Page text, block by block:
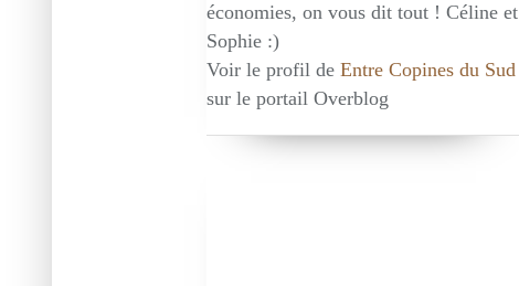
économies, on vous dit tout ! Céline et
Sophie :)
Voir le profil de Entre Copines du Sud
sur le portail Overblog